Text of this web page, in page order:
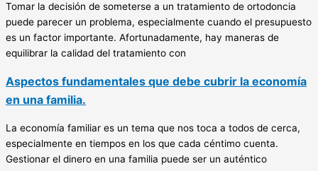
Tomar la decisión de someterse a un tratamiento de ortodoncia
puede parecer un problema, especialmente cuando el presupuesto
es un factor importante. Afortunadamente, hay maneras de
equilibrar la calidad del tratamiento con
Aspectos fundamentales que debe cubrir la economía
en una familia.
La economía familiar es un tema que nos toca a todos de cerca,
especialmente en tiempos en los que cada céntimo cuenta.
Gestionar el dinero en una familia puede ser un auténtico